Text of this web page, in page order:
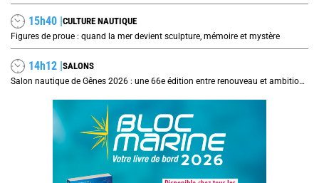
15h40 |CULTURE NAUTIQUE
Figures de proue : quand la mer devient sculpture, mémoire et mystère
14h12 |SALONS
Salon nautique de Gênes 2026 : une 66e édition entre renouveau et ambitions internationales